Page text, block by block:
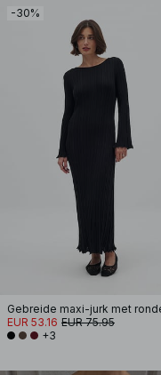
-30%
EUR 53.16 EUR 75.95
+3